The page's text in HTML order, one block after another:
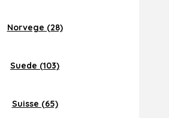
Norvege (28)
Suede (103)
Suisse (65)